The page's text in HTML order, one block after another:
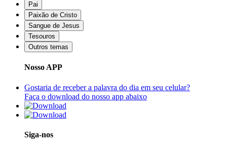
Pai
Paixão de Cristo
Sangue de Jesus
Tesouros
Outros temas
Nosso APP
Gostaria de receber a palavra do dia em seu celular?
Faça o download do nosso app abaixo
Siga-nos